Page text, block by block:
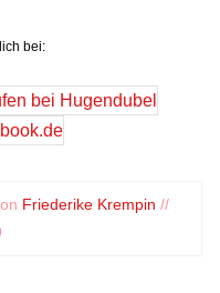
bei:
Friederike Krempin //